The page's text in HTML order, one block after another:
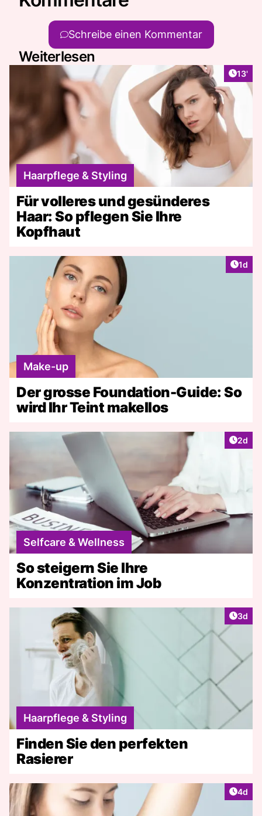
Schreibe einen Kommentar
Weiterlesen
13'
Haarpflege & Styling
Für volleres und gesünderes
Haar: So pflegen Sie Ihre
Kopfhaut
1d
Make-up
Der grosse Foundation-Guide: So
wird Ihr Teint makellos
2d
Selfcare & Wellness
So steigern Sie Ihre
Konzentration im Job
3d
Haarpflege & Styling
Finden Sie den perfekten
Rasierer
4d